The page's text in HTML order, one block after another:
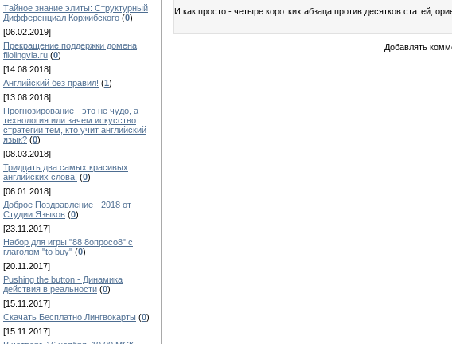
Тайное знание элиты: Структурный
Дифференциал Коржибского (0)
[06.02.2019]
Прекращение поддержки домена
filolingvia.ru (0)
[14.08.2018]
Английский без правил! (1)
[13.08.2018]
Прогнозирование - это не чудо, а
технология или зачем искусство
стратегии тем, кто учит английский
язык? (0)
[08.03.2018]
Тридцать два самых красивых
английских слова! (0)
[06.01.2018]
Доброе Поздравление - 2018 от
Студии Языков (0)
[23.11.2017]
Набор для игры "88 8опросо8" с
глаголом "to buy" (0)
[20.11.2017]
Pushing the button - Динамика
действия в реальности (0)
[15.11.2017]
Скачать Бесплатно Лингвокарты (0)
[15.11.2017]
И как просто - четыре коротких абзаца против десятков статей,
Добавлять